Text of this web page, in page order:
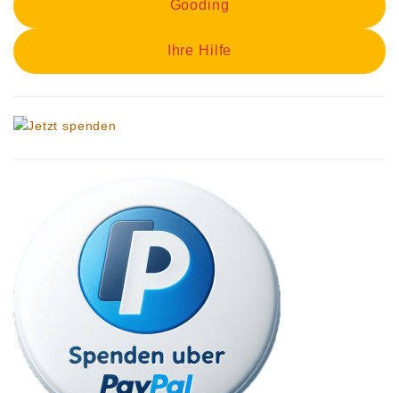
Gooding
Ihre Hilfe